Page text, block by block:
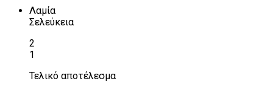
Λαμία
Σελεύκεια
2
1
Τελικό αποτέλεσμα